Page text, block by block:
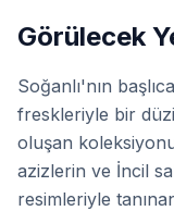
Görülecek
Soğanlı'nın
freskleriyle bir
oluşan
azizlerin ve İncil
resimleriyle